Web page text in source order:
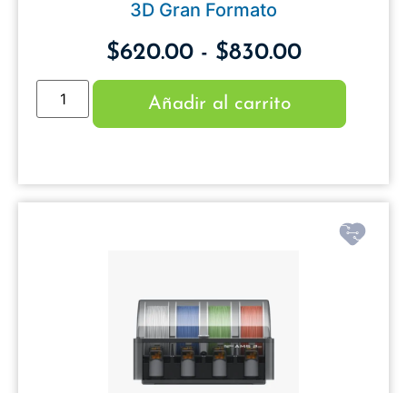
3D Gran Formato
$620.00 - $830.00
Añadir al carrito